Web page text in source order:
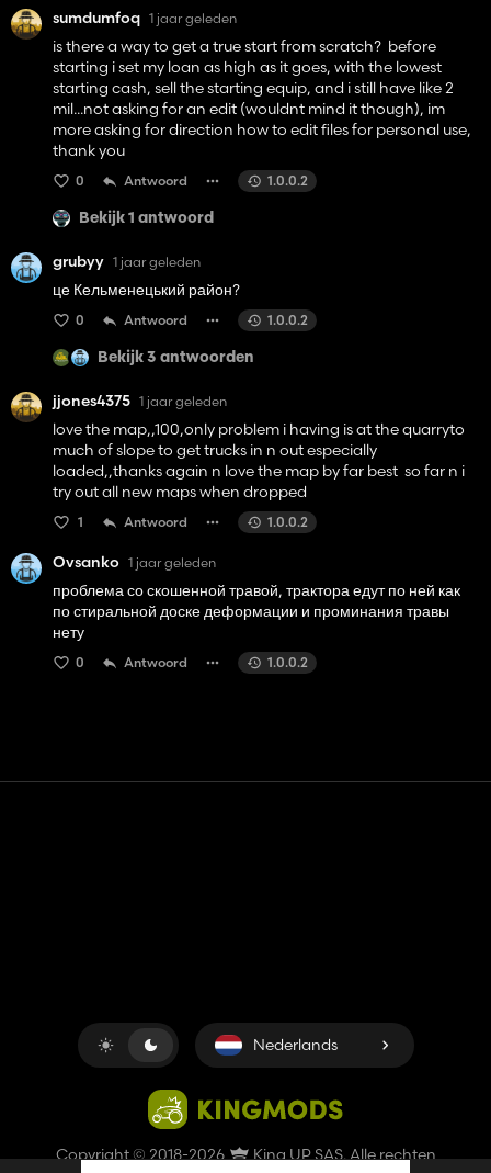
sumdumfoq 1 jaar geleden
is there a way to get a true start from scratch? before
starting i set my loan as high as it goes, with the lowest
starting cash, sell the starting equip, and i still have like 2
mil...not asking for an edit (wouldnt mind it though), im
more asking for direction how to edit files for personal use,
thank you
0 Antwoord 1.0.0.2
Bekijk 1 antwoord
grubyy 1 jaar geleden
це Кельменецький район?
0 Antwoord 1.0.0.2
Bekijk 3 antwoorden
jjones4375 1 jaar geleden
love the map,,100,only problem i having is at the quarryto
much of slope to get trucks in n out especially
loaded,,thanks again n love the map by far best so far n i
try out all new maps when dropped
1 Antwoord 1.0.0.2
Ovsanko 1 jaar geleden
проблема со скошенной травой, трактора едут по ней как
по стиральной доске деформации и проминания травы
нету
0 Antwoord 1.0.0.2
Copyright © 2018-2026 King UP SAS. Alle rechten
Nederlands